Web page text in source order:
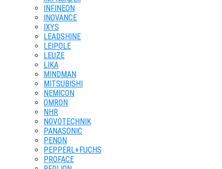
INFINEON
INOVANCE
IXYS
LEADSHINE
LEIPOLE
LEUZE
LIKA
MINDMAN
MITSUBISHI
NEMICON
OMRON
NHR
NOVOTECHNIK
PANASONIC
PENON
PEPPERL+FUCHS
PROFACE